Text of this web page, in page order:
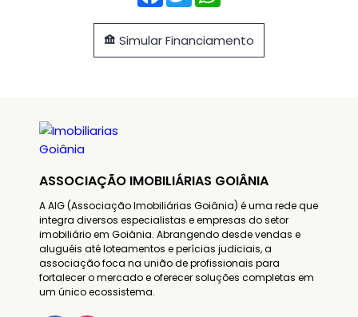
Simular Financiamento
ASSOCIAÇÃO IMOBILIÁRIAS GOIÂNIA
A AIG (Associação Imobiliárias Goiânia) é uma rede que
integra diversos especialistas e empresas do setor
imobiliário em Goiânia. Abrangendo desde vendas e
aluguéis até loteamentos e perícias judiciais, a
associação foca na união de profissionais para
fortalecer o mercado e oferecer soluções completas em
um único ecossistema.